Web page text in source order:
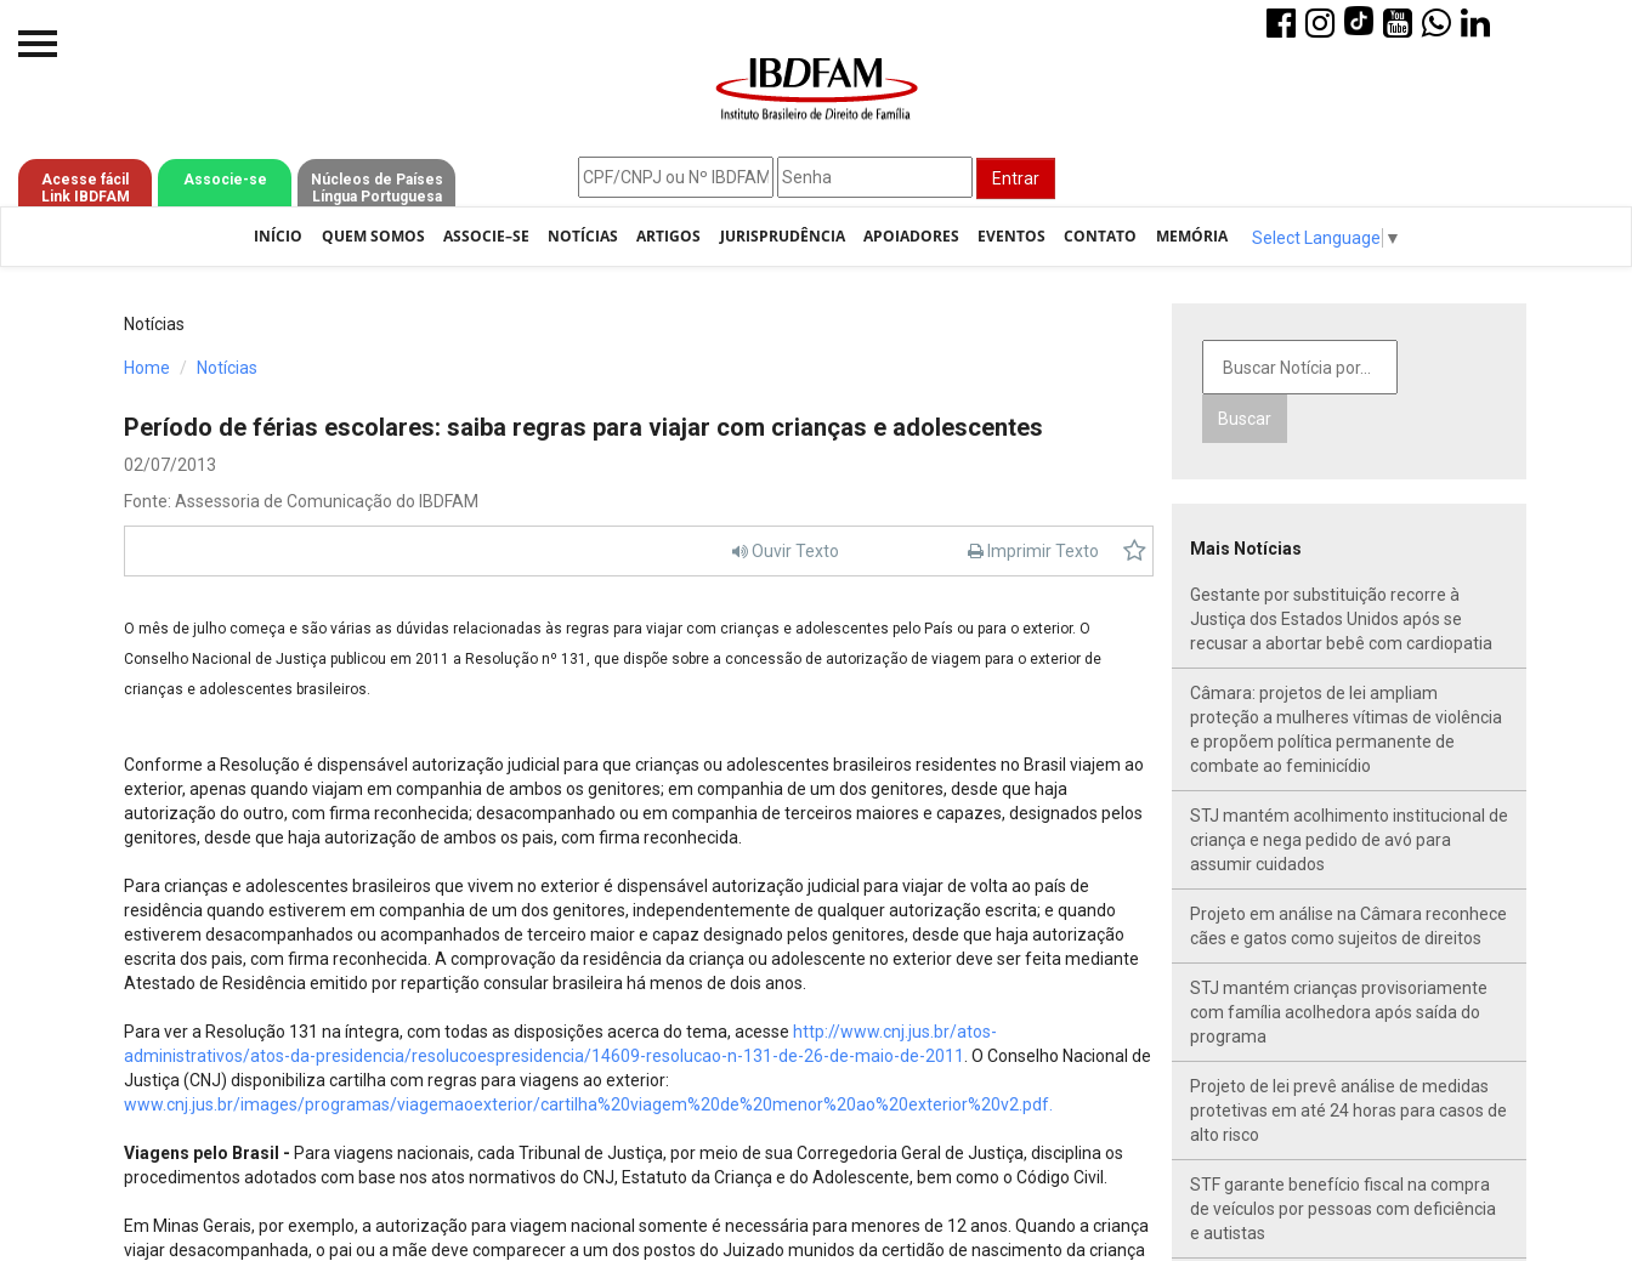
Entrar
Acesse fácil
Link IBDFAM
Associe-se
Núcleos de Países
Língua Portuguesa
INÍCIO QUEM SOMOS ASSOCIE–SE NOTÍCIAS ARTIGOS JURISPRUDÊNCIA APOIADORES EVENTOS CONTATO MEMÓRIA Select Language ▼
O IBDFAM
Notícias
Jurisprudência
Processos - IBDFAM
Alienação Parental
IBDFAM Educacional
Acessibilidade
Fale Conosco
Notícias
Home Notícias
Período de férias escolares: saiba regras para viajar com crianças e adolescentes
02/07/2013
Fonte: Assessoria de Comunicação do IBDFAM
Ouvir Texto Imprimir Texto
O mês de julho começa e são várias as dúvidas relacionadas às regras para viajar com crianças e adolescentes pelo País ou para o exterior. O
Conselho Nacional de Justiça publicou em 2011 a Resolução nº 131, que dispõe sobre a concessão de autorização de viagem para o exterior de
crianças e adolescentes brasileiros.
Conforme a Resolução é dispensável autorização judicial para que crianças ou adolescentes brasileiros residentes no Brasil viajem ao
exterior, apenas quando viajam em companhia de ambos os genitores; em companhia de um dos genitores, desde que haja
autorização do outro, com firma reconhecida; desacompanhado ou em companhia de terceiros maiores e capazes, designados pelos
genitores, desde que haja autorização de ambos os pais, com firma reconhecida.
Para crianças e adolescentes brasileiros que vivem no exterior é dispensável autorização judicial para viajar de volta ao país de
residência quando estiverem em companhia de um dos genitores, independentemente de qualquer autorização escrita; e quando
estiverem desacompanhados ou acompanhados de terceiro maior e capaz designado pelos genitores, desde que haja autorização
escrita dos pais, com firma reconhecida. A comprovação da residência da criança ou adolescente no exterior deve ser feita mediante
Atestado de Residência emitido por repartição consular brasileira há menos de dois anos.
Para ver a Resolução 131 na íntegra, com todas as disposições acerca do tema, acesse http://www.cnj.jus.br/atos-
administrativos/atos-da-presidencia/resolucoespresidencia/14609-resolucao-n-131-de-26-de-maio-de-2011 . O Conselho Nacional de
Justiça (CNJ) disponibiliza cartilha com regras para viagens ao exterior:
www.cnj.jus.br/images/programas/viagemaoexterior/cartilha%20viagem%20de%20menor%20ao%20exterior%20v2.pdf.
Viagens pelo Brasil - Para viagens nacionais, cada Tribunal de Justiça, por meio de sua Corregedoria Geral de Justiça, disciplina os
procedimentos adotados com base nos atos normativos do CNJ, Estatuto da Criança e do Adolescente, bem como o Código Civil.
Em Minas Gerais, por exemplo, a autorização para viagem nacional somente é necessária para menores de 12 anos. Quando a criança
viajar desacompanhada, o pai ou a mãe deve comparecer a um dos postos do Juizado munidos da certidão de nascimento da criança
Buscar
Mais Notícias
Gestante por substituição recorre à
Justiça dos Estados Unidos após se
recusar a abortar bebê com cardiopatia
Câmara: projetos de lei ampliam
proteção a mulheres vítimas de violência
e propõem política permanente de
combate ao feminicídio
STJ mantém acolhimento institucional de
criança e nega pedido de avó para
assumir cuidados
Projeto em análise na Câmara reconhece
cães e gatos como sujeitos de direitos
STJ mantém crianças provisoriamente
com família acolhedora após saída do
programa
Projeto de lei prevê análise de medidas
protetivas em até 24 horas para casos de
alto risco
STF garante benefício fiscal na compra
de veículos por pessoas com deficiência
e autistas